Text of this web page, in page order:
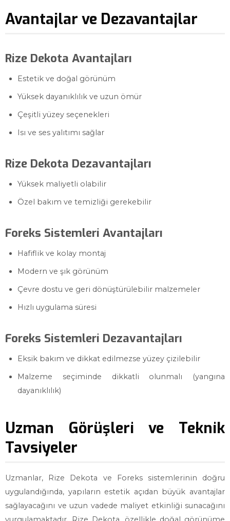
Avantajlar ve Dezavantajlar
Rize Dekota Avantajları
Estetik ve doğal görünüm
Yüksek dayanıklılık ve uzun ömür
Çeşitli yüzey seçenekleri
Isı ve ses yalıtımı sağlar
Rize Dekota Dezavantajları
Yüksek maliyetli olabilir
Özel bakım ve temizliği gerekebilir
Foreks Sistemleri Avantajları
Hafiflik ve kolay montaj
Modern ve şık görünüm
Çevre dostu ve geri dönüştürülebilir malzemeler
Hızlı uygulama süresi
Foreks Sistemleri Dezavantajları
Eksik bakım ve dikkat edilmezse yüzey çizilebilir
Malzeme seçiminde dikkatli olunmalı (yangına
dayanıklılık)
Uzman Görüşleri ve Teknik
Tavsiyeler
Uzmanlar, Rize Dekota ve Foreks sistemlerinin doğru
uygulandığında, yapıların estetik açıdan büyük avantajlar
sağlayacağını ve uzun vadede maliyet etkinliği sunacağını